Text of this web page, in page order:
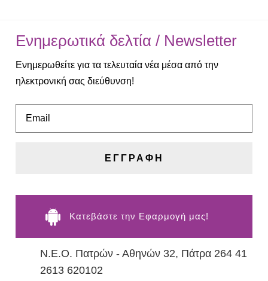
Ενημερωτικά δελτία / Newsletter
Ενημερωθείτε για τα τελευταία νέα μέσα από την
ηλεκτρονική σας διεύθυνση!
ΕΓΓΡΑΦΗ
 Kατεβάστε την Εφαρμογή μας!
Ν.Ε.Ο. Πατρών - Αθηνών 32, Πάτρα 264 41
2613 620102